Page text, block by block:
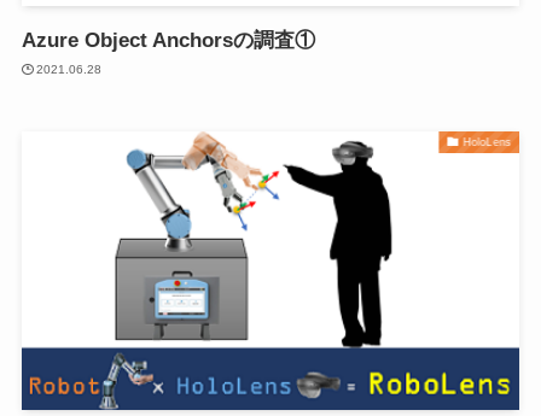
Azure Object Anchorsの調査①
2021.06.28
HoloLens